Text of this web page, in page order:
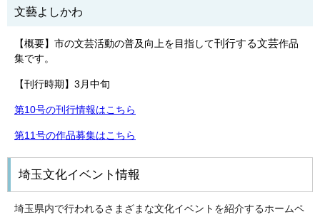
文藝よしかわ
【概要】市の文芸活動の普及向上を目指して刊行する文芸作品
集です。
【刊行時期】3月中旬
第10号の刊行情報はこちら
第11号の作品募集はこちら
埼玉文化イベント情報
埼玉県内で行われるさまざまな文化イベントを紹介するホームペ